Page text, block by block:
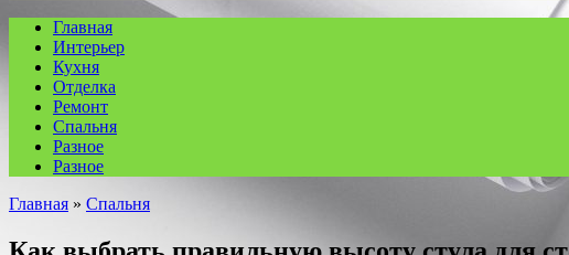
Главная
Интерьер
Кухня
Отделка
Ремонт
Спальня
Разное
Разное
Главная » Спальня